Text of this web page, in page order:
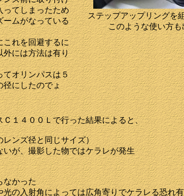
ってしまったため
ームがなっている
これを回避するに
外には方法は有り
てオリンパスは５
径にしたのでょ
ステップアップリングを
このような使い方も
１４００Ｌで行った結果によると、
ンズ径と同じサイズ）
が、撮影した物ではケラレが発生
なかった
の入射角によっては広角寄りでケラレる恐れ